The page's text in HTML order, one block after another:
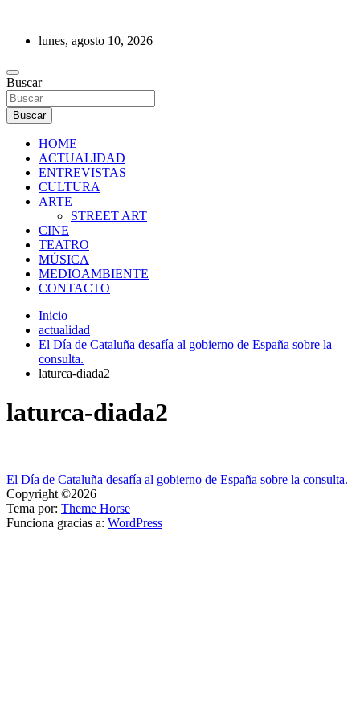
contenidolunes, agosto 10, 2026
REVISTA DE PRENSA
Buscar
Buscar
HOME
ACTUALIDAD
ENTREVISTAS
CULTURA
ARTE
STREET ART
CINE
TEATRO
MÚSICA
MEDIOAMBIENTE
CONTACTO
Inicio
actualidad
El Día de Cataluña desafía al gobierno de España sobre la
consulta.
laturca-diada2
laturca-diada2
Navegación
de
entradas
El Día de Cataluña desafía al gobierno de España sobre la consulta.
Copyright ©2026
Tema por: Theme Horse
Funciona gracias a: WordPress